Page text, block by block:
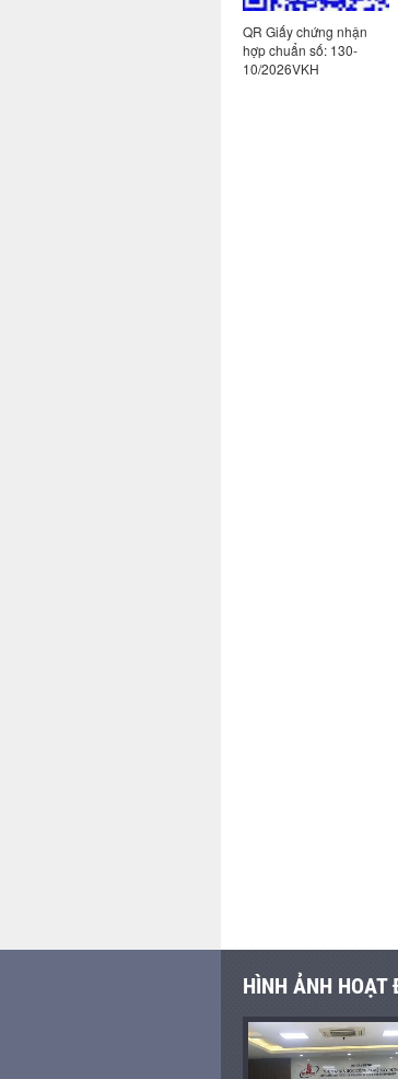
QR Giấy chứng nhận
hợp chuẩn số: 130-
10/2026VKH
HÌNH ẢNH HOẠT